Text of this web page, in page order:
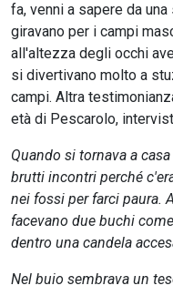
fa, venni a sapere da
giravano per i campi
all'altezza degli occhi
si divertivano molto a
campi. Altra
età di Pescarolo,
Quando si tornava a
brutti incontri perché
nei fossi per farci paura.
facevano due buchi
dentro una candela
Nel buio sembrava un